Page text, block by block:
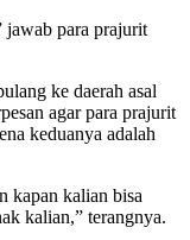
jawab para prajurit
ke daerah asal
agar para prajurit
keduanya adalah
kapan kalian bisa
kalian,” terangnya.